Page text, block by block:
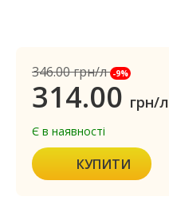
346.00грн/л -9%
314.00 грн/л
Є в наявності
КУПИТИ